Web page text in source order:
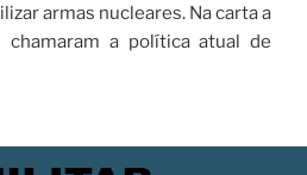
armas nucleares. Na carta a
chamaram a política atual de